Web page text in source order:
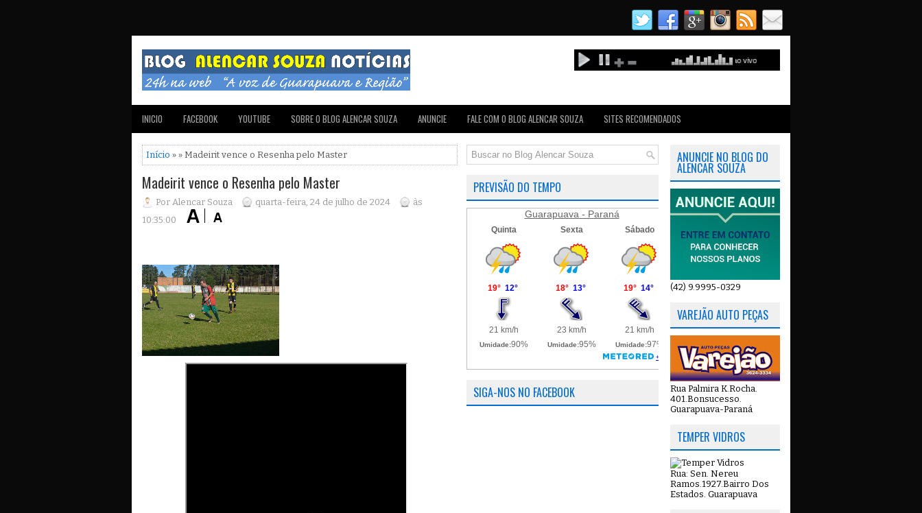
INICIO FACEBOOK YOUTUBE SOBRE O BLOG ALENCAR SOUZA ANUNCIE FALE COM O BLOG ALENCAR SOUZA SITES RECOMENDADOS
Início » » Madeirit vence o Resenha pelo Master
Madeirit vence o Resenha pelo Master
Por Alencar Souza quarta-feira, 24 de julho de 2024
às
10:35:00
PREVISÃO DO TEMPO
Guarapuava - Paraná
SIGA-NOS NO FACEBOOK
ANUNCIE NO BLOG DO
ALENCAR SOUZA
(42) 9.9995-0329
VAREJÃO AUTO PEÇAS
Rua Palmira K.Rocha.
401.Bonsucesso.
Guarapuava-Paraná
TEMPER VIDROS
Rua: Sen. Nereu
Ramos.1927.Bairro Dos
Estados. Guarapuava